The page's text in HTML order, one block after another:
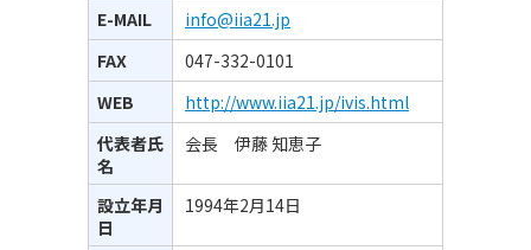
E-MAIL
info@iia21.jp
FAX
047-332-0101
WEB
http://www.iia21.jp/ivis.html
代表者氏
名
会長 伊藤 知恵子
設立年月
日
1994年2月14日